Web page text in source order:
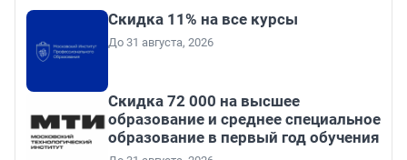
Скидка 11% на все курсы
До 31 августа, 2026
Скидка 72 000 на высшее
образование и среднее специальное
образование в первый год обучения